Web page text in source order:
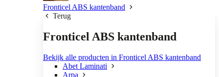
Fronticel ABS kantenband
Terug
Fronticel ABS kantenband
Bekijk alle producten in Fronticel ABS kantenband
Abet Laminati
Arpa